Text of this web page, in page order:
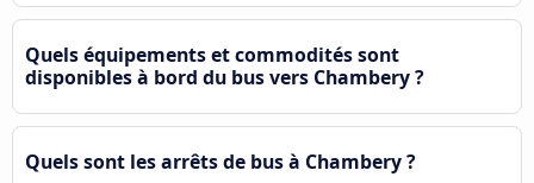
Quels équipements et commodités sont
disponibles à bord du bus vers Chambery ?
Quels sont les arrêts de bus à Chambery ?